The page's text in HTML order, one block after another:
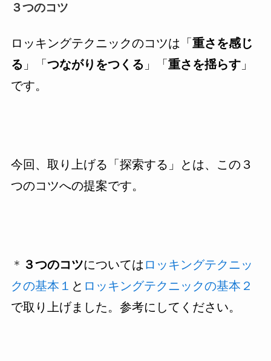
３つのコツ
ロッキングテクニックのコツは「 重さを感じ
る 」「 つながりをつくる 」「 重さを揺らす」
です。
今回、取り上げる「探索する」とは、この３
つのコツへの提案です。
＊ ３つのコツについては ロッキングテクニッ
クの基本１ と ロッキングテクニックの基本２
で取り上げました。参考にしてください。